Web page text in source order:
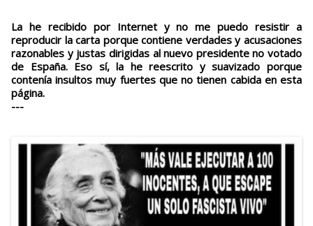
La he recibido por Internet y no me puedo resistir a
reproducir la carta porque contiene verdades y acusaciones
razonables y justas dirigidas al nuevo presidente no votado
de España. Eso sí, la he reescrito y suavizado porque
contenía insultos muy fuertes que no tienen cabida en esta
página.
---